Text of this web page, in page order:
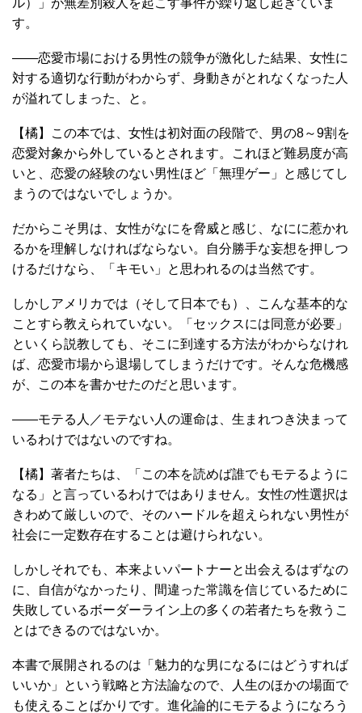
す。
――恋愛市場における男性の競争が激化した結果、女性に
対する適切な行動がわからず、身動きがとれなくなった人
が溢れてしまった、と。
【橘】この本では、女性は初対面の段階で、男の8～9割を
恋愛対象から外しているとされます。これほど難易度が高
いと、恋愛の経験のない男性ほど「無理ゲー」と感じてし
まうのではないでしょうか。
だからこそ男は、女性がなにを脅威と感じ、なにに惹かれ
るかを理解しなければならない。自分勝手な妄想を押しつ
けるだけなら、「キモい」と思われるのは当然です。
しかしアメリカでは（そして日本でも）、こんな基本的な
ことすら教えられていない。「セックスには同意が必要」
といくら説教しても、そこに到達する方法がわからなけれ
ば、恋愛市場から退場してしまうだけです。そんな危機感
が、この本を書かせたのだと思います。
――モテる人／モテない人の運命は、生まれつき決まって
いるわけではないのですね。
【橘】著者たちは、「この本を読めば誰でもモテるように
なる」と言っているわけではありません。女性の性選択は
きわめて厳しいので、そのハードルを超えられない男性が
社会に一定数存在することは避けられない。
しかしそれでも、本来よいパートナーと出会えるはずなの
に、自信がなかったり、間違った常識を信じているために
失敗しているボーダーライン上の多くの若者たちを救うこ
とはできるのではないか。
本書で展開されるのは「魅力的な男になるにはどうすれば
いいか」という戦略と方法論なので、人生のほかの場面で
も使えることばかりです。進化論的にモテるようになろう